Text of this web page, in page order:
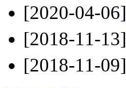
[2020-04-06]
[2018-11-13]
[2018-11-09]